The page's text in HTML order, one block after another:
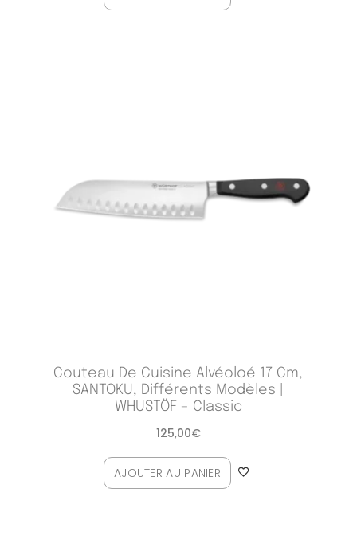
Couteau De Cuisine Alvéoloé 17 Cm,
SANTOKU, Différents Modèles |
WHUSTÖF – Classic
125,00€
AJOUTER AU PANIER